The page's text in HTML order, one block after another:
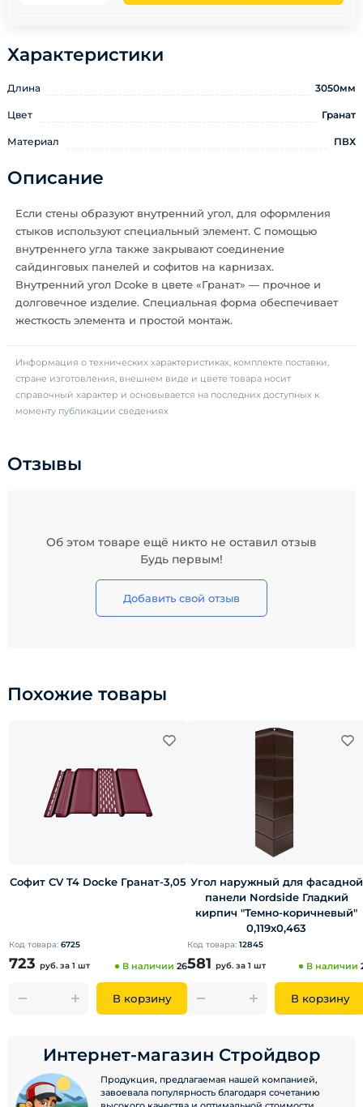
Характеристики
Длина 3050мм
Цвет Гранат
Материал ПВХ
Описание
Если стены образуют внутренний угол, для оформления
стыков используют специальный элемент. С помощью
внутреннего угла также закрывают соединение
сайдинговых панелей и софитов на карнизах.
Внутренний угол Dcoke в цвете «Гранат» — прочное и
долговечное изделие. Специальная форма обеспечивает
жесткость элемента и простой монтаж.
Информация о технических характеристиках, комплекте поставки,
стране изготовления, внешнем виде и цвете товара носит
справочный характер и основывается на последних доступных к
моменту публикации сведениях
Отзывы
Об этом товаре ещё никто не оставил отзыв
Будь первым!
Добавить свой отзыв
Похожие товары
Софит CV T4 Docke Гранат-3,05
Код товара: 6725
723 руб. за 1 шт В наличии 26
В корзину
Угол наружный для фасадной
панели Nordside Гладкий
кирпич "Темно-коричневый"
0,119х0,463
Код товара: 12845
581 руб. за 1 шт В наличии
В корзину
Интернет-магазин Стройдвор
Продукция, предлагаемая нашей компанией,
завоевала популярность благодаря сочетанию